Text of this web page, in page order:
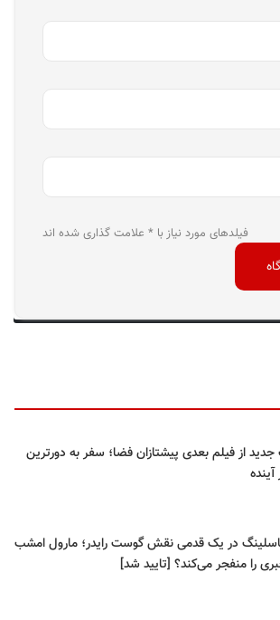
فیلدهای مورد نیاز با * علامت گذاری شده اند
جدید از فیلم بعدی پیشتازان فضا؛ سفر به دورترین
در یک قدمی نقش گوست رایدر؛ مارول امشب
را منفجر می‌کند؟ [تایید شد]